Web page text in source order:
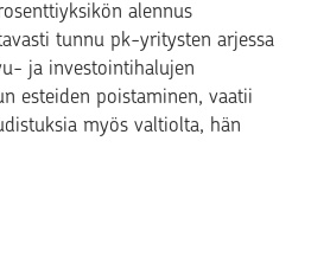
alennus
tunnu pk-yritysten arjessa
ja investointihalujen
esteiden poistaminen, vaatii
myös valtiolta, hän